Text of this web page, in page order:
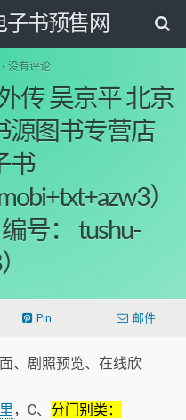
子书预售网
没有评论
传 吴京平 北京
源图书专营店
书
）
号： tushu-
Pin 邮件
、剧照预览、在线欣
，C、 分门别类：